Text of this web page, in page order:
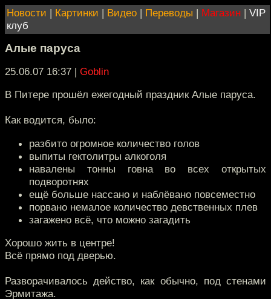
Новости | Картинки | Видео | Переводы | Магазин | VIP
клуб
Алые паруса
25.06.07 16:37 | Goblin
В Питере прошёл ежегодный праздник Алые паруса.
Как водится, было:
разбито огромное количество голов
выпиты гектолитры алкоголя
навалены тонны говна во всех открытых
подворотнях
ещё больше нассано и наблёвано повсеместно
порвано немалое количество девственных плев
загажено всё, что можно загадить
Хорошо жить в центре!
Всё прямо под дверью.
Разворачивалось действо, как обычно, под стенами
Эрмитажа.